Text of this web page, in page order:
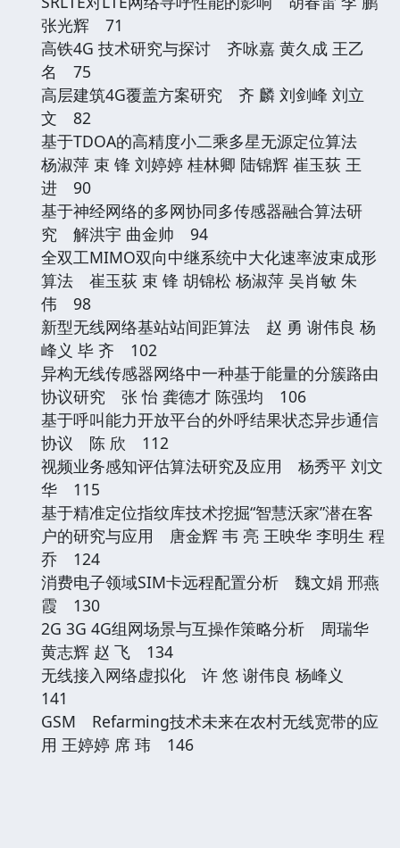
张光辉 71
高铁4G 技术研究与探讨 齐咏嘉 黄久成 王乙
名 75
高层建筑4G覆盖方案研究 齐 麟 刘剑峰 刘立
文 82
基于TDOA的高精度小二乘多星无源定位算法
杨淑萍 束 锋 刘婷婷 桂林卿 陆锦辉 崔玉荻 王
进 90
基于神经网络的多网协同多传感器融合算法研
究 解洪宇 曲金帅 94
全双工MIMO双向中继系统中大化速率波束成形
算法 崔玉荻 束 锋 胡锦松 杨淑萍 吴肖敏 朱
伟 98
新型无线网络基站站间距算法 赵 勇 谢伟良 杨
峰义 毕 齐 102
异构无线传感器网络中一种基于能量的分簇路由
协议研究 张 怡 龚德才 陈强均 106
基于呼叫能力开放平台的外呼结果状态异步通信
协议 陈 欣 112
视频业务感知评估算法研究及应用 杨秀平 刘文
华 115
基于精准定位指纹库技术挖掘“智慧沃家”潜在客
户的研究与应用 唐金辉 韦 亮 王映华 李明生 程
乔 124
消费电子领域SIM卡远程配置分析 魏文娟 邢燕
霞 130
2G 3G 4G组网场景与互操作策略分析 周瑞华
黄志辉 赵 飞 134
无线接入网络虚拟化 许 悠 谢伟良 杨峰义
141
GSM Refarming技术未来在农村无线宽带的应
用 王婷婷 席 玮 146